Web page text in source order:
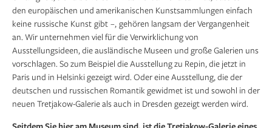
den europäischen und amerikanischen Kunstsammlungen einfach
keine russische Kunst gibt –, gehören langsam der Vergangenheit
an. Wir unternehmen viel für die Verwirklichung von
Ausstellungsideen, die ausländische Museen und große Galerien uns
vorschlagen. So zum Beispiel die Ausstellung zu Repin, die jetzt in
Paris und in Helsinki gezeigt wird. Oder eine Ausstellung, die der
deutschen und russischen Romantik gewidmet ist und sowohl in der
neuen Tretjakow-Galerie als auch in Dresden gezeigt werden wird.
Seitdem Sie hier am Museum sind, ist die Tretjakow-Galerie eines